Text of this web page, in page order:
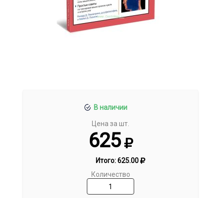
В наличии
Цена за шт.
625
Итого:625.00
Количество